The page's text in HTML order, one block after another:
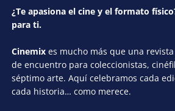
¿Te apasiona el cine y el formato
para ti.
Cinemix es mucho más que una
de encuentro para coleccionistas,
séptimo arte. Aquí celebramos cada
cada historia… como merece.